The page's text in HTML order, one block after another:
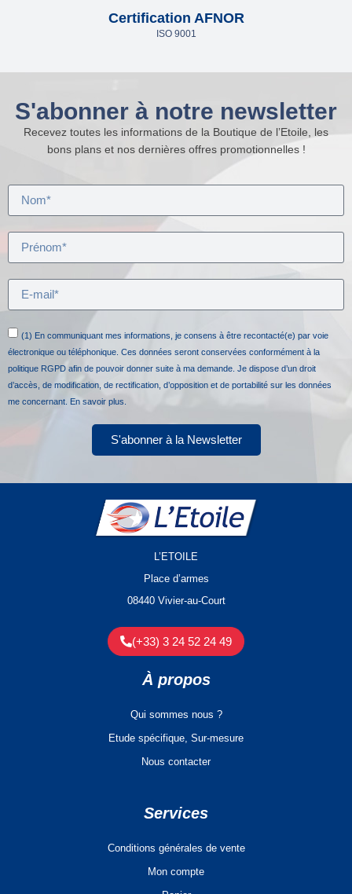
Certification AFNOR
ISO 9001
S'abonner à notre newsletter
Recevez toutes les informations de la Boutique de l’Etoile, les
bons plans et nos dernières offres promotionnelles !
(1) En communiquant mes informations, je consens à être recontacté(e) par voie
électronique ou téléphonique. Ces données seront conservées conformément à la
politique RGPD afin de pouvoir donner suite à ma demande. Je dispose d’un droit
d’accès, de modification, de rectification, d’opposition et de portabilité sur les données
me concernant.
En savoir plus.
S'abonner à la Newsletter
L’ETOILE
Place d’armes
08440 Vivier-au-Court
(+33) 3 24 52 24 49
À propos
Qui sommes nous ?
Etude spécifique, Sur-mesure
Nous contacter
Services
Conditions générales de vente
Mon compte